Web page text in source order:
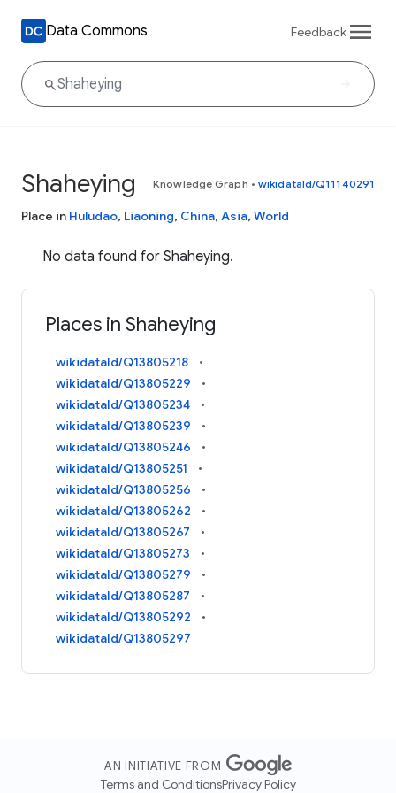
Data Commons Feedback
Shaheying Knowledge Graph • wikidataId/Q11140291
Place in Huludao, Liaoning, China, Asia, World
No data found for Shaheying.
Places in Shaheying
wikidataId/Q13805218
wikidataId/Q13805229
wikidataId/Q13805234
wikidataId/Q13805239
wikidataId/Q13805246
wikidataId/Q13805251
wikidataId/Q13805256
wikidataId/Q13805262
wikidataId/Q13805267
wikidataId/Q13805273
wikidataId/Q13805279
wikidataId/Q13805287
wikidataId/Q13805292
wikidataId/Q13805297
AN INITIATIVE FROM
Terms and ConditionsPrivacy Policy